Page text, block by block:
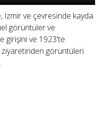
ve çevresinde kayda
görüntüler ve
girişini ve 1923'te
görüntüleri